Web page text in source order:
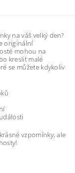
na váš velký den?
originální
mohou na
kreslit malé
se můžete kdykoliv
vzpomínky, ale